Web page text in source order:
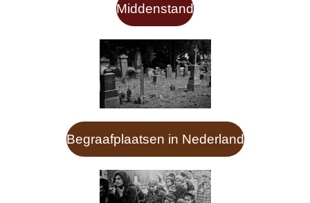
Middenstand
Begraafplaatsen in Nederland